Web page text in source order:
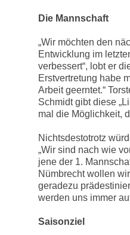
Die Mannschaft
„Wir möchten den
Entwicklung im
verbessert“, lobt er
Erstvertretung habe
Arbeit geerntet.“
Schmidt gibt diese
mal die Möglichkeit,
Nichtsdestotrotz
„Wir sind nach wie
jene der 1.
Nümbrecht wollen
geradezu
werden uns immer
Saisonziel